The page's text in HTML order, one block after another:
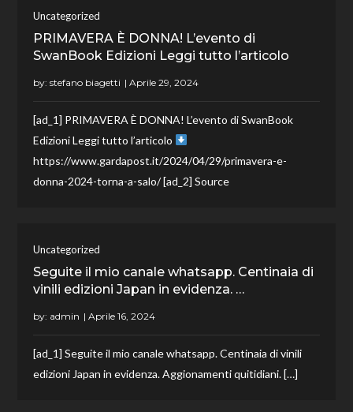
Uncategorized
PRIMAVERA È DONNA! L’evento di
SwanBook Edizioni Leggi tutto l’articolo
by:stefano biagetti
[ad_1] PRIMAVERA È DONNA! L’evento di SwanBook
Edizioni Leggi tutto l’articolo
https://www.gardapost.it/2024/04/29/primavera-e-
donna-2024-torna-a-salo/ [ad_2] Source
Uncategorized
Seguite il mio canale whatsapp. Centinaia di
vinili edizioni Japan in evidenza. …
by: admin
[ad_1] Seguite il mio canale whatsapp. Centinaia di vinili
edizioni Japan in evidenza. Aggionamenti quitidiani. […]